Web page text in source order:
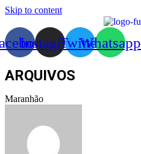
Skip to content
InstagramTwitterWhatsapp
ARQUIVOS
Maranhão